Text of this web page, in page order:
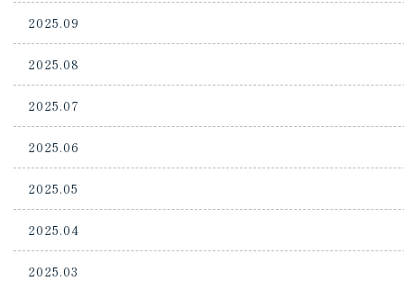
2025.09
2025.08
2025.07
2025.06
2025.05
2025.04
2025.03